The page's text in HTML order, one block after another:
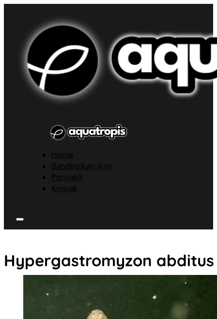
Home
Bandingkan Ikan
Penyakit
Kontak
Hypergastromyzon abditus